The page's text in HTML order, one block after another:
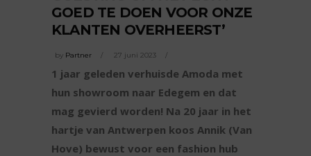
GOED TE DOEN VOOR ONZE
KLANTEN OVERHEERST’
by Partner 27 juni 2023
1 jaar geleden verhuisde Amoda met
hun showroom naar Edegem en dat
mag gevierd worden! Na 20 jaar in het
hartje van Antwerpen koos Annik (Van
Hove) bewust voor een fashion hub